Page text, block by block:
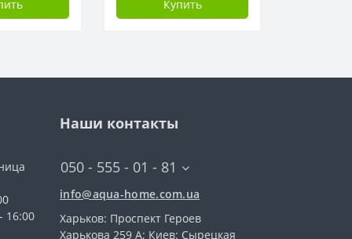
Купить
16:00
Наши контакты
050 - 555 - 01 - 81
info@aqua-home.com.ua
Харьков: Проспект Героев
Харькова 259 А; Киев: Сырецкая